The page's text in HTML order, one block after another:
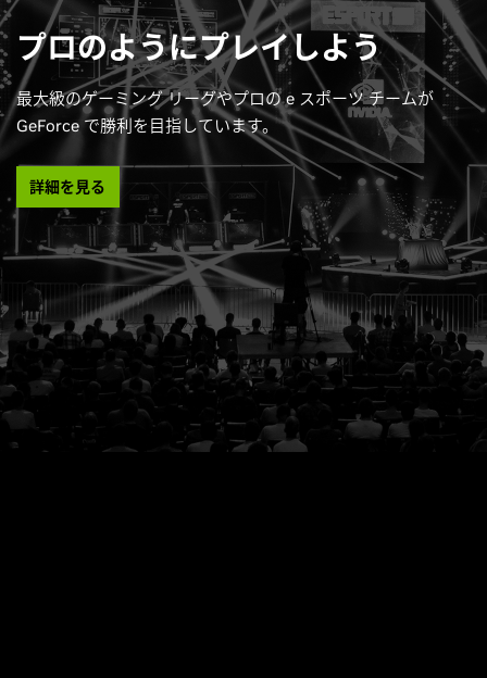
プロのようにプレイしよう
最大級のゲーミング リーグやプロの e スポーツ チームが
GeForce で勝利を目指しています。
詳細を見る